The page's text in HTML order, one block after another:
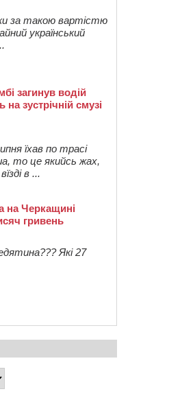
за такою вартістю
український
загинув водій
на зустрічній смузі
їхав по трасі
то це якийсь жах,
в ...
на Черкащині
гривень
Які 27